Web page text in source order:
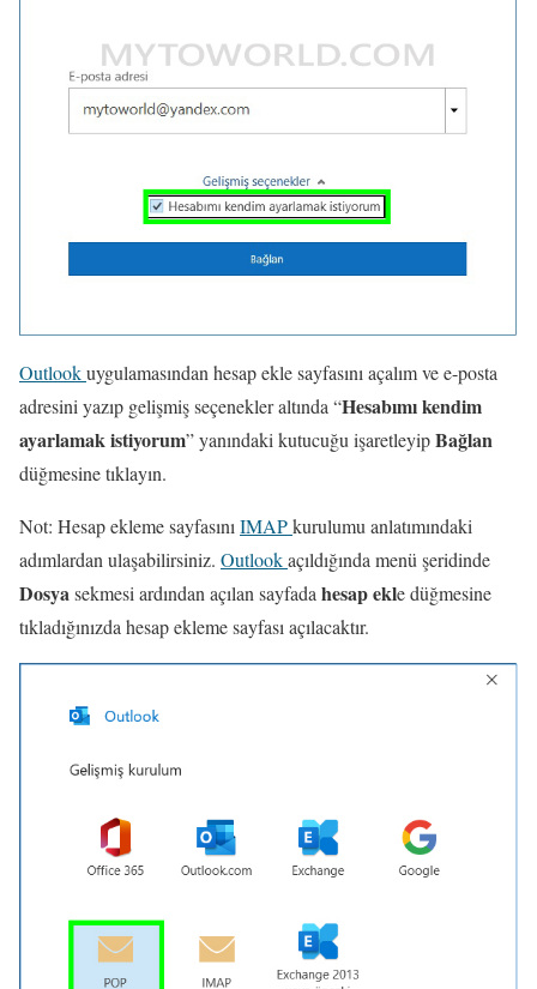
Outlookuygulamasından hesap ekle sayfasını açalım ve e-posta
adresini yazıp gelişmiş seçenekler altında “Hesabımı kendim
ayarlamak istiyorum” yanındaki kutucuğu işaretleyipBağlan
düğmesine tıklayın.
Not: Hesap ekleme sayfasını IMAPkurulumu anlatımındaki
adımlardan ulaşabilirsiniz. Outlookaçıldığında menü şeridinde
Dosya sekmesi ardından açılan sayfada hesap ekle düğmesine
tıkladığınızda hesap ekleme sayfası açılacaktır.